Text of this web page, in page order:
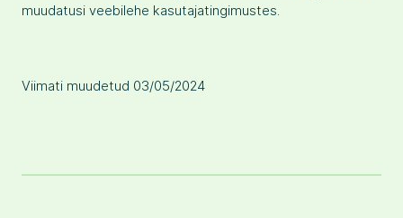
muudatusi veebilehe kasutajatingimustes.
Viimati muudetud 03/05/2024